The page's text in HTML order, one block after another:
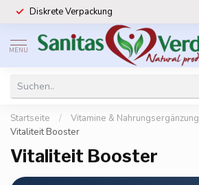
Diskrete Verpackung
MENU
Startseite / Vitamine & Nahrungsergänzung
Vitaliteit Booster
Vitaliteit Booster